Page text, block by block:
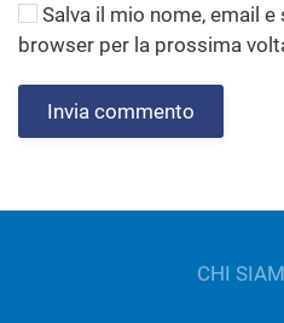
Salva il mio nome, email
browser per la prossima
Invia commento
CHI